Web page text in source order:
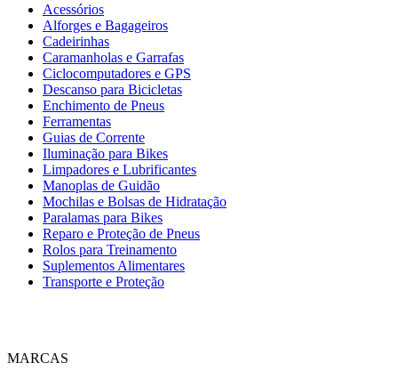
Acessórios
Alforges e Bagageiros
Cadeirinhas
Caramanholas e Garrafas
Ciclocomputadores e GPS
Descanso para Bicicletas
Enchimento de Pneus
Ferramentas
Guias de Corrente
Iluminação para Bikes
Limpadores e Lubrificantes
Manoplas de Guidão
Mochilas e Bolsas de Hidratação
Paralamas para Bikes
Reparo e Proteção de Pneus
Rolos para Treinamento
Suplementos Alimentares
Transporte e Proteção
MARCAS